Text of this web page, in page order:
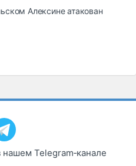
Алексине атакован
Telegram‑канале